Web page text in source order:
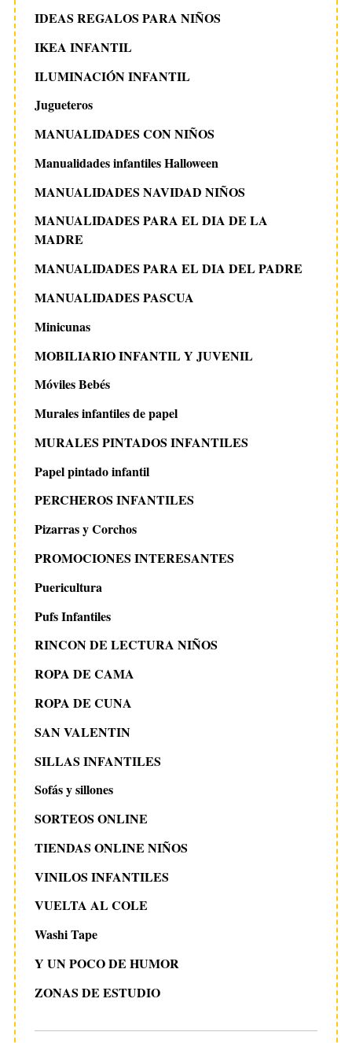
IDEAS REGALOS PARA NIÑOS
IKEA INFANTIL
ILUMINACIÓN INFANTIL
Jugueteros
MANUALIDADES CON NIÑOS
Manualidades infantiles Halloween
MANUALIDADES NAVIDAD NIÑOS
MANUALIDADES PARA EL DIA DE LA
MADRE
MANUALIDADES PARA EL DIA DEL PADRE
MANUALIDADES PASCUA
Minicunas
MOBILIARIO INFANTIL Y JUVENIL
Móviles Bebés
Murales infantiles de papel
MURALES PINTADOS INFANTILES
Papel pintado infantil
PERCHEROS INFANTILES
Pizarras y Corchos
PROMOCIONES INTERESANTES
Puericultura
Pufs Infantiles
RINCON DE LECTURA NIÑOS
ROPA DE CAMA
ROPA DE CUNA
SAN VALENTIN
SILLAS INFANTILES
Sofás y sillones
SORTEOS ONLINE
TIENDAS ONLINE NIÑOS
VINILOS INFANTILES
VUELTA AL COLE
Washi Tape
Y UN POCO DE HUMOR
ZONAS DE ESTUDIO